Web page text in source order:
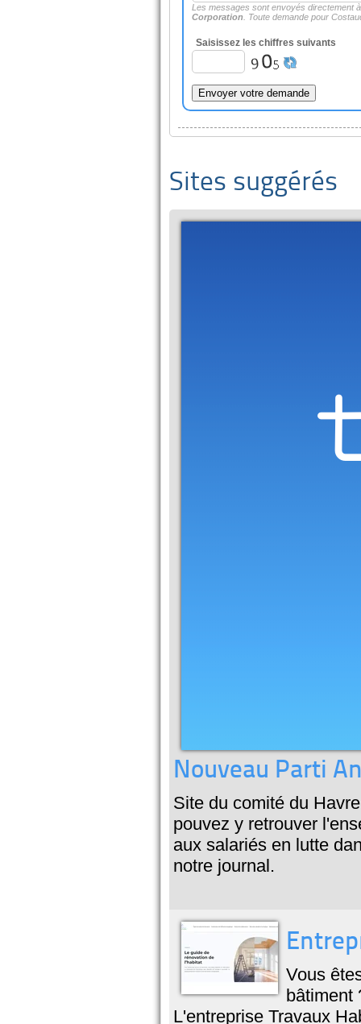
Les messages sont envoyés directement
Corporation . Toute demande pour
Saisissez les chiffres suivants
Sites suggérés
Nouveau Parti
Site du comité du
pouvez y retrouver
aux salariés en lutte
notre journal.
Vous
bâtiment
L'entreprise Travaux